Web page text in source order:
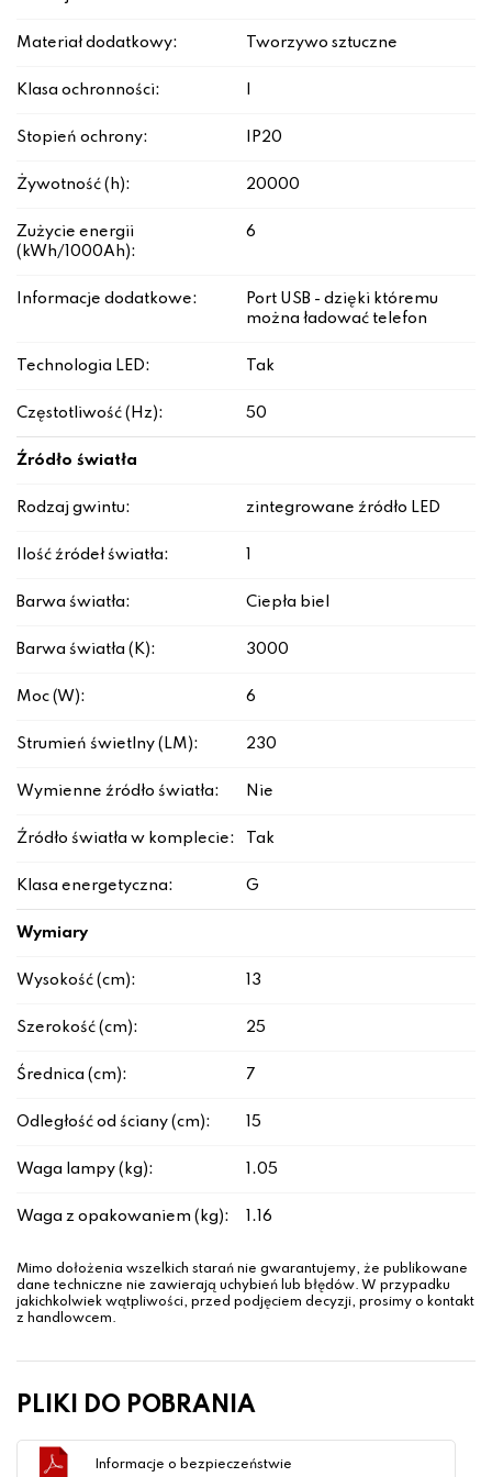
Materiał dodatkowy: Tworzywo sztuczne
Klasa ochronności:
Stopień ochrony: IP20
Żywotność (h): 20000
Zużycie energii
(kWh/1000Ah):
6
Informacje dodatkowe:
Port USB - dzięki któremu
można ładować telefon
Technologia LED: Tak
Częstotliwość (Hz): 50
Źródło światła
Rodzaj gwintu: zintegrowane źródło LED
Ilość źródeł światła:
Barwa światła: Ciepła biel
Barwa światła (K): 3000
Moc (W): 6
Strumień świetlny (LM): 230
Wymienne źródło światła: Nie
Źródło światła w komplecie: Tak
Klasa energetyczna: G
Wymiary
Wysokość (cm): 13
Szerokość (cm): 25
Średnica (cm): 7
Odległość od ściany (cm): 15
Waga lampy (kg): 1.05
Waga z opakowaniem (kg): 1.16
Mimo dołożenia wszelkich starań nie gwarantujemy, że publikowane
dane techniczne nie zawierają uchybień lub błędów. W przypadku
jakichkolwiek wątpliwości, przed podjęciem decyzji, prosimy o kontakt
z handlowcem.
PLIKI DO POBRANIA
Informacje o bezpieczeństwie